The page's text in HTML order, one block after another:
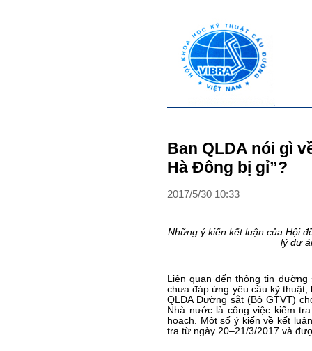
Ban QLDA nói gì
Hà Đông bị gỉ”?
2017/5/30 10:33
Những ý kiến kết luận của Hội
lý dự
Liên quan đến thông tin
chưa đáp ứng yêu cầu kỹ
QLDA Đường sắt (Bộ GTVT)
Nhà nước là công việc kiểm
hoạch. Một số ý kiến về kết
tra từ ngày 20–21/3/2017 và